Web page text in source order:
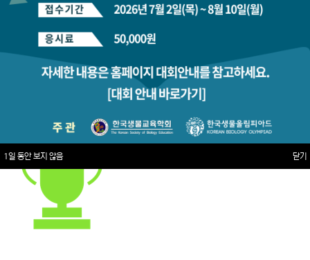
2026 대회 접수 안내
1일 동안 보지 않음 닫기